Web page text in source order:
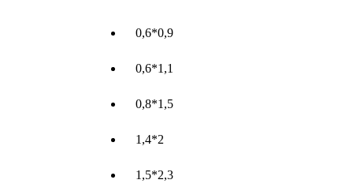
0,6*0,9
0,6*1,1
0,8*1,5
1,4*2
1,5*2,3